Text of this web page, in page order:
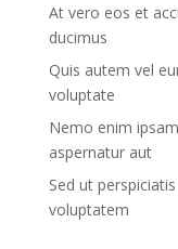
At vero eos et
ducimus
Quis autem vel
voluptate
Nemo enim
aspernatur aut
Sed ut
voluptatem